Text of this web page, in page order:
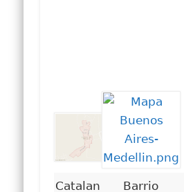
Catalan
Barrio